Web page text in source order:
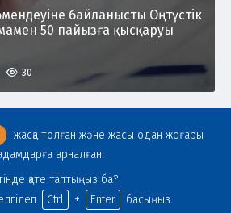
байланысты Оңтүстік
50 пайызға қысқаруы
30
жасқа толған және жасы одан жоғары
арналған.
қате таптыңыз ба?
Ctrl + Enter басыңыз.